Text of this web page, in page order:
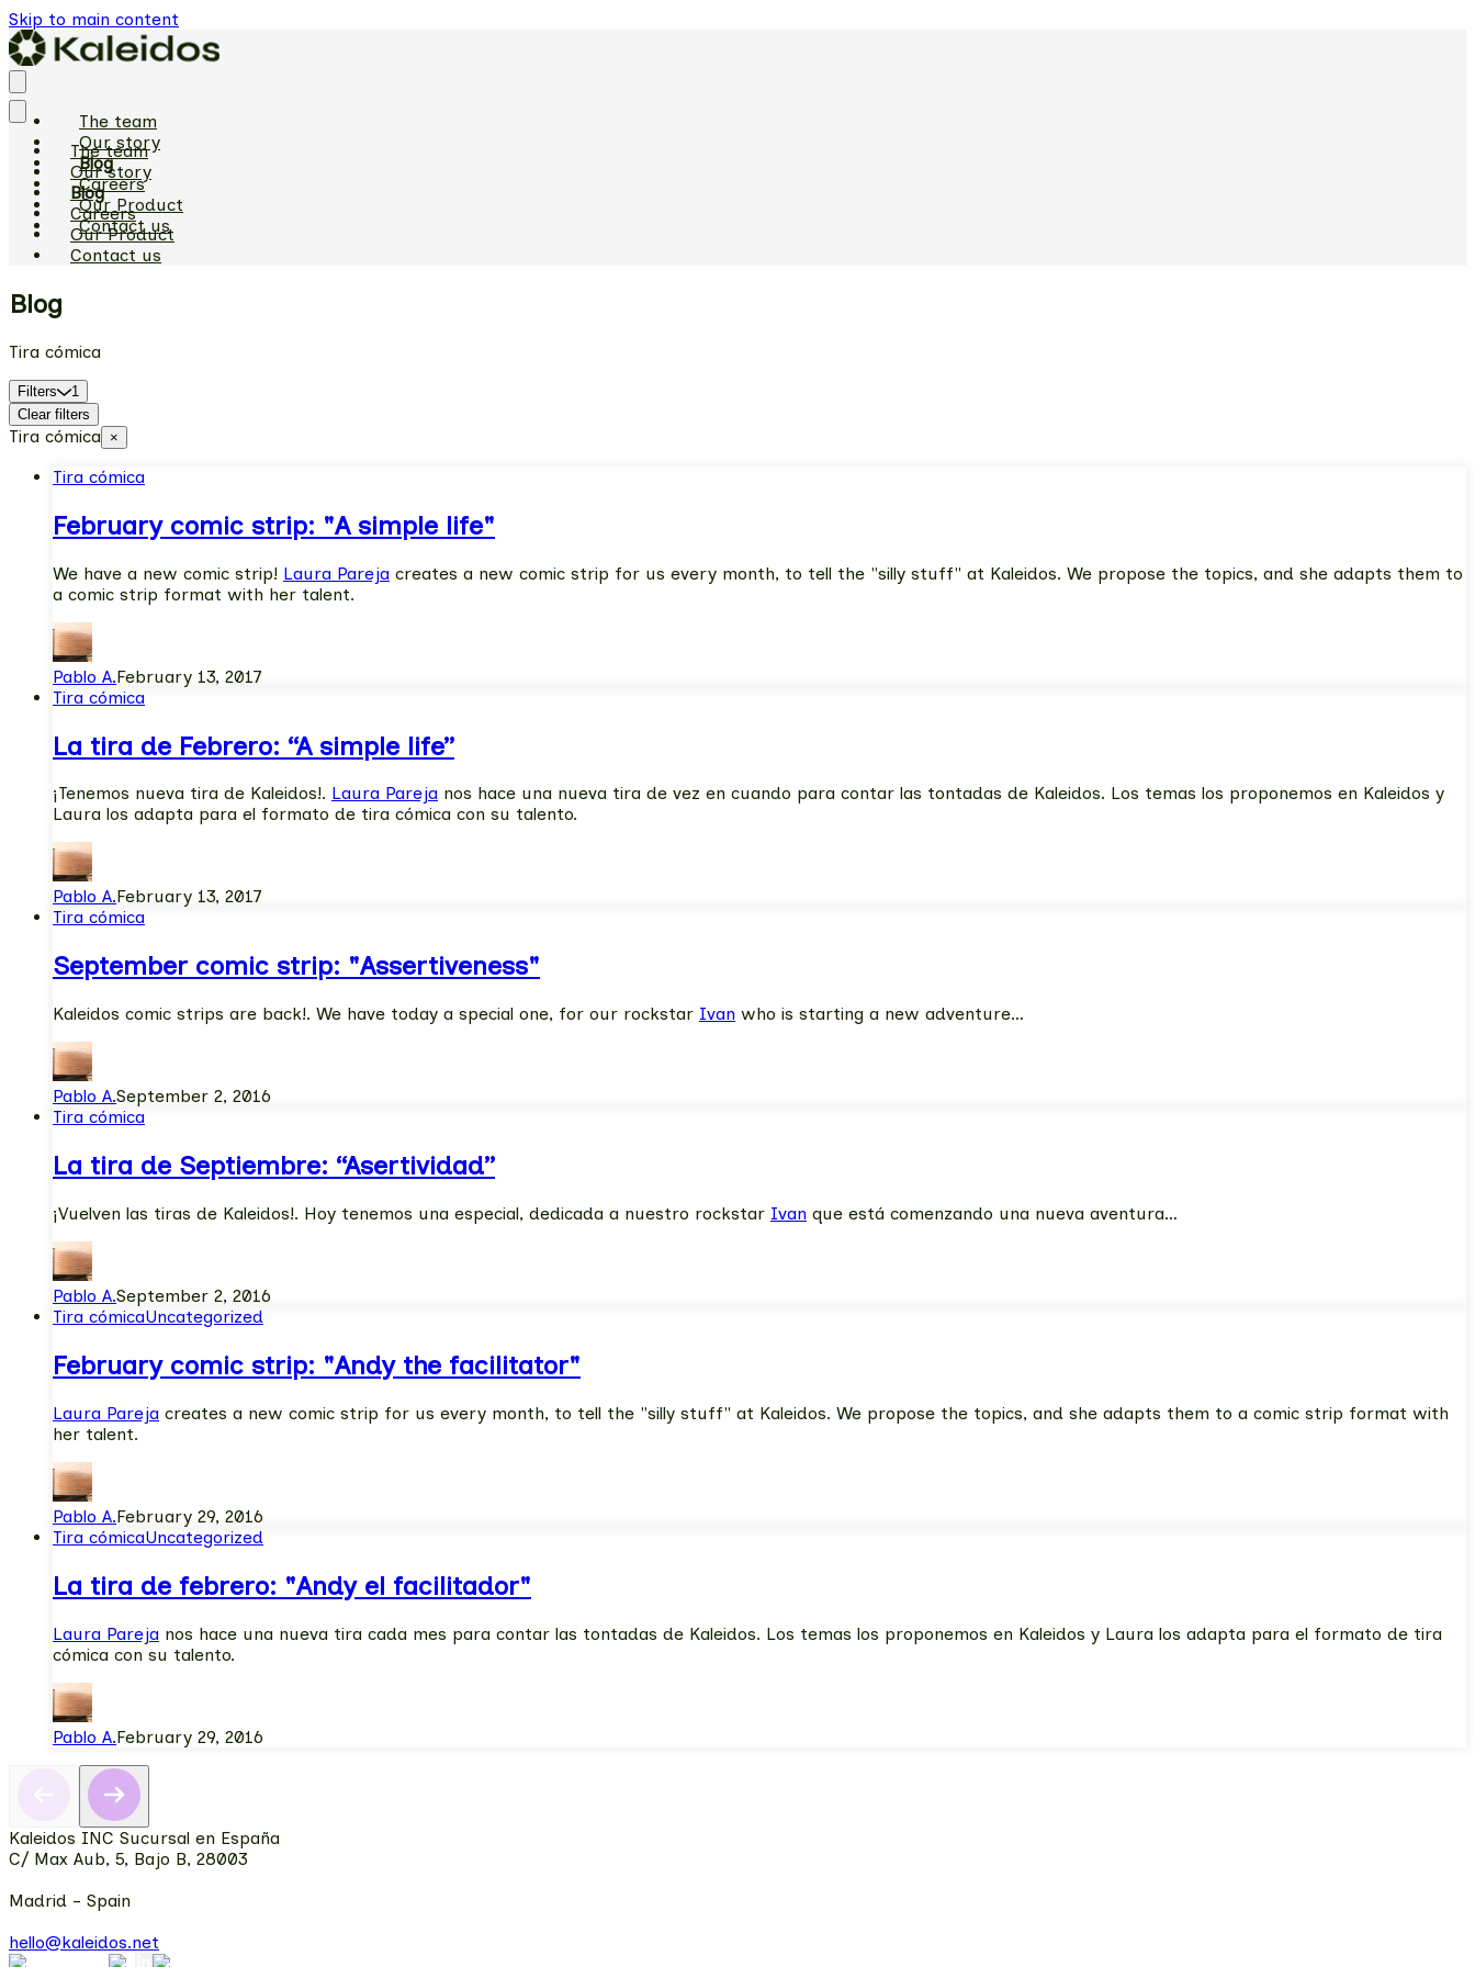
Skip to main content
The team
Our story
Blog
Careers
Our Product
Contact us
The team
Our story
Blog
Careers
Our Product
Contact us
Blog
Tira cómica
Filters
1
Clear filters
Tira cómica ×
Tira cómica
February comic strip: "A simple life"
We have a new comic strip! Laura Pareja creates a new comic strip for us every month, to tell the "silly stuff" at Kaleidos. We propose the topics, and she adapts them to
a comic strip format with her talent.
Pablo A.February 13, 2017
Tira cómica
La tira de Febrero: “A simple life”
¡Tenemos nueva tira de Kaleidos!. Laura Pareja nos hace una nueva tira de vez en cuando para contar las tontadas de Kaleidos. Los temas los proponemos en Kaleidos y
Laura los adapta para el formato de tira cómica con su talento.
Pablo A.February 13, 2017
Tira cómica
September comic strip: "Assertiveness"
Kaleidos comic strips are back!. We have today a special one, for our rockstar Ivan who is starting a new adventure…
Pablo A.September 2, 2016
Tira cómica
La tira de Septiembre: “Asertividad”
¡Vuelven las tiras de Kaleidos!. Hoy tenemos una especial, dedicada a nuestro rockstar Ivan que está comenzando una nueva aventura…
Pablo A.September 2, 2016
Tira cómicaUncategorized
February comic strip: "Andy the facilitator"
Laura Pareja creates a new comic strip for us every month, to tell the "silly stuff" at Kaleidos. We propose the topics, and she adapts them to a comic strip format with
her talent.
Pablo A.February 29, 2016
Tira cómicaUncategorized
La tira de febrero: "Andy el facilitador"
Laura Pareja nos hace una nueva tira cada mes para contar las tontadas de Kaleidos. Los temas los proponemos en Kaleidos y Laura los adapta para el formato de tira
cómica con su talento.
Pablo A.February 29, 2016
Kaleidos INC Sucursal en España
C/ Max Aub, 5, Bajo B, 28003
Madrid - Spain
hello@kaleidos.net